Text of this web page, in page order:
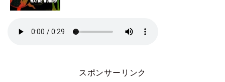
スポンサーリンク